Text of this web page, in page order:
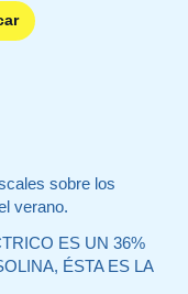
sobre los
verano.
ES UN 36%
ÉSTA ES LA